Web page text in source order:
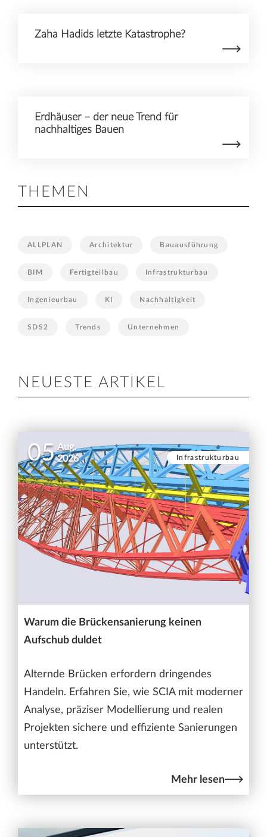
Zaha Hadids letzte Katastrophe?
Erdhäuser – der neue Trend für
nachhaltiges Bauen
THEMEN
ALLPLAN Architektur Bauausführung
BIM Fertigteilbau Infrastrukturbau
Ingenieurbau KI Nachhaltigkeit
SDS2 Trends Unternehmen
NEUESTE ARTIKEL
05 Aug.
2026
Infrastrukturbau
Warum die Brückensanierung keinen
Aufschub duldet
Alternde Brücken erfordern dringendes
Handeln. Erfahren Sie, wie SCIA mit moderner
Analyse, präziser Modellierung und realen
Projekten sichere und effiziente Sanierungen
unterstützt.
Mehr lesen